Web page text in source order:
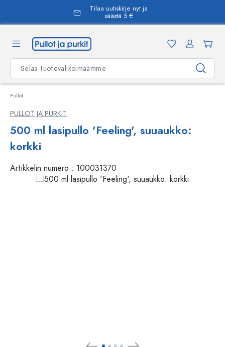
Tilaa uutiskirje nyt ja
säästä 5 €
Pullot
PULLOT JA PURKIT
500 ml lasipullo 'Feeling', suuaukko:
korkki
Artikkelin numero : 100031370